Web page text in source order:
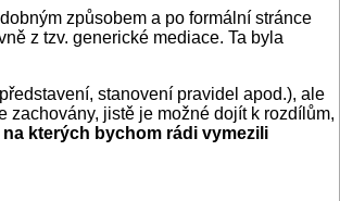
způsobem a po formální stránce
z tzv. generické mediace. Ta byla
stanovení pravidel apod.), ale
jistě je možné dojít k rozdílům,
kterých bychom rádi vymezili